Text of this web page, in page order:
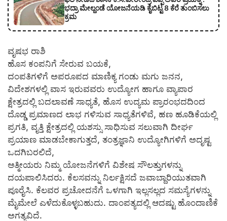
ಭದ್ರಾ ಮೇಲ್ದಂಡೆ ಯೋಜನೆಯಡಿ ಕೈಬಿಟ್ಟ 8 ಕೆರೆ ತುಂಬಿಸಲು
ಕ್ರಮ
ವೃಷಭ ರಾಶಿ
ಹೊಸ ಕಂಪನಿಗೆ ಸೇರುವ ಬಯಕೆ,
ದಂಪತಿಗಳಿಗೆ ಅಪರೂಪದ ಮಾಣಿಕ್ಯ ಗಂಡು ಮಗು ಜನನ,
ವಿದೇಶಗಳಲ್ಲಿ ವಾಸ ಇರುವವರು ಉದ್ಯೋಗ ಹಾಗೂ ವ್ಯಾಪಾರ
ಕ್ಷೇತ್ರದಲ್ಲಿ ಬದಲಾವಣೆ ಸಾಧ್ಯತೆ, ಹೊಸ ಉದ್ಯಮ ಪ್ರಾರಂಭದದಿಂದ
ದೊಡ್ಡ ಪ್ರಮಾಣದ ಲಾಭ ಗಳಿಸುವ ಸಾಧ್ಯತೆಗಳಿವೆ, ಹಣ ಹೂಡಿಕೆಯಲ್ಲಿ
ಪ್ರಗತಿ, ವೃತ್ತಿ ಕ್ಷೇತ್ರದಲ್ಲಿ ಯಶಸ್ಸು ಸಾಧಿಸುವ ಸಲುವಾಗಿ ದೀರ್ಘ
ಪ್ರಯಾಣ ಮಾಡಬೇಕಾಗುತ್ತದೆ, ತಂತ್ರಜ್ಞಾನಿ ಉದ್ಯೋಗಿಗಳಿಗೆ ಅದೃಷ್ಟ
ಒದಗಿಬರಲಿದೆ,
ಆತ್ಮೀಯರು ನಿಮ್ಮ ಯೋಜನೆಗಳಿಗೆ ವಿಶೇಷ ಸೌಲತ್ತುಗಳನ್ನು
ದಯಪಾಲಿಸಿದರು. ಕೆಲಸವನ್ನು ನಿರ್ಲಕ್ಷಿಸದೆ ಜವಾಬ್ದಾರಿಯುತವಾಗಿ
ಪೂರೈಸಿ. ಕೆಲವರ ಪ್ರಚೋದನೆಗೆ ಒಳಗಾಗಿ ಇಲ್ಲಸಲ್ಲದ ಸಮಸ್ಯೆಗಳನ್ನು
ಮೈಮೇಲೆ ಎಳೆದುಕೊಳ್ಳಬಹುದು. ದಾಂಪತ್ಯದಲ್ಲಿ ಆದಷ್ಟು ಹೊಂದಾಣಿಕೆ
ಅಗತ್ಯವಿದೆ.